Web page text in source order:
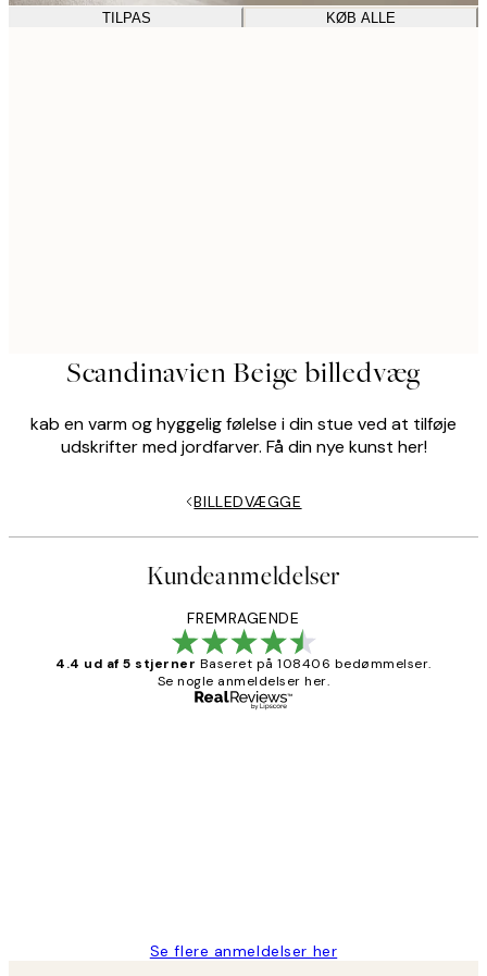
TILPAS KØB ALLE
Scandinavien Beige billedvæg
kab en varm og hyggelig følelse i din stue ved at tilføje
udskrifter med jordfarver. Få din nye kunst her!
BILLEDVÆGGE
Kundeanmeldelser
FREMRAGENDE
4.4 ud af 5 stjerner Baseret på 108406 bedømmelser.
Se nogle anmeldelser her.
Se flere anmeldelser her